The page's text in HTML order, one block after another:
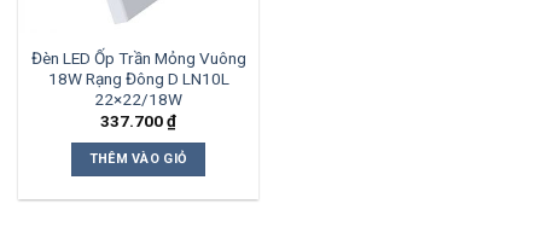
Đèn LED Ốp Trần Mỏng Vuông
18W Rạng Đông D LN10L
22×22/18W
337.700₫
THÊM VÀO GIỎ